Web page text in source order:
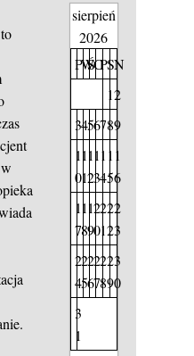
sierpień
2026
PW
ŚCPSN
12
3456789
1
0
1
1
1
2
1
3
1
4
1
5
1
6
1
7
1
8
1
9
2
0
2
1
2
2
2
3
2
4
2
5
2
6
2
7
2
8
2
9
3
0
3
1